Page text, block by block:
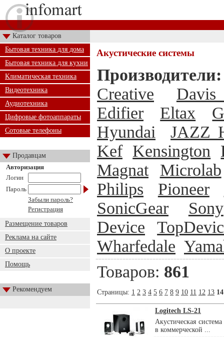
Каталог товаров
Бытовая техника для дома
Бытовая техника для кухни
Климатическая техника
Видеотехника
Аудиотехника
Цифровые фотоаппараты
Сотовые телефоны
Продавцам
Авторизация
Логин
Пароль
Забыли пароль?
Регистрация
Размещение товаров
Реклама на сайте
О проекте
Помощь
Рекомендуем
Акустические системы
Производители:
Creative
Davis
Edifier
Eltax
Hyundai
JAZZ
Kef Kensington
Magnat
Microlab
Philips
Pioneer
SonicGear
Sony
Device
Wharfedale
Товаров: 861
Страницы: 1 2 3 4 5 6 7 8 9 10 11 12 13 14
Logitech LS-21
Акустическая
в коммерческой ...